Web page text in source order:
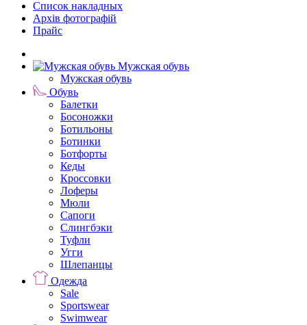
Список накладных
Архів фотографій
Прайс
Мужская обувь
Мужская обувь
Обувь
Балетки
Босоножки
Ботильоны
Ботинки
Ботфорты
Кеды
Кроссовки
Лоферы
Мюли
Сапоги
Слингбэки
Туфли
Угги
Шлепанцы
Одежда
Sale
Sportswear
Swimwear